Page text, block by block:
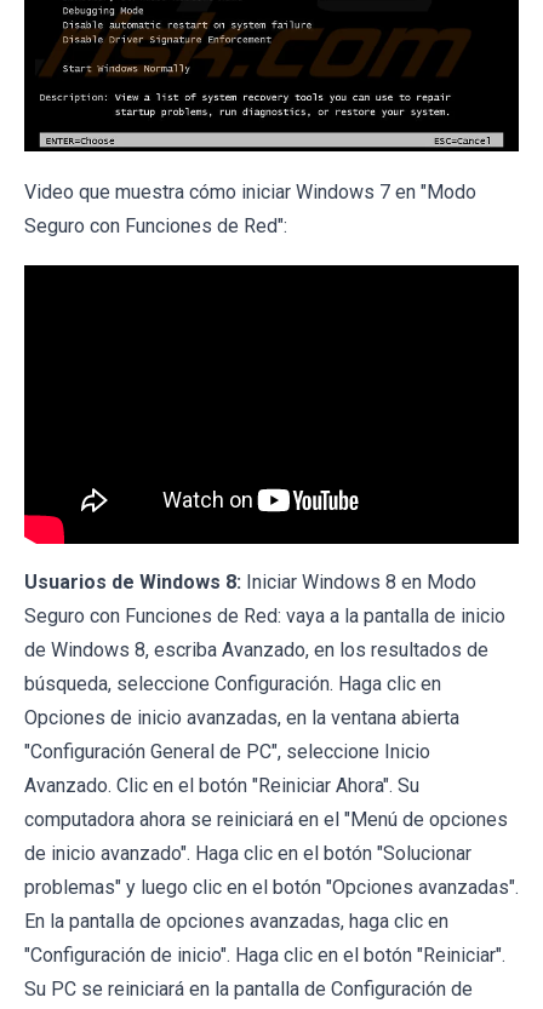
Video que muestra cómo iniciar Windows 7 en "Modo
Seguro con Funciones de Red":
Usuarios de Windows 8: Iniciar Windows 8 en Modo
Seguro con Funciones de Red: vaya a la pantalla de inicio
de Windows 8, escriba Avanzado, en los resultados de
búsqueda, seleccione Configuración. Haga clic en
Opciones de inicio avanzadas, en la ventana abierta
"Configuración General de PC", seleccione Inicio
Avanzado. Clic en el botón "Reiniciar Ahora". Su
computadora ahora se reiniciará en el "Menú de opciones
de inicio avanzado". Haga clic en el botón "Solucionar
problemas" y luego clic en el botón "Opciones avanzadas".
En la pantalla de opciones avanzadas, haga clic en
"Configuración de inicio". Haga clic en el botón "Reiniciar".
Su PC se reiniciará en la pantalla de Configuración de